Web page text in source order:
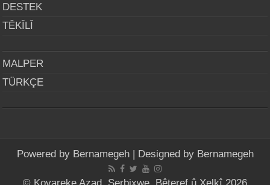
DESTEK
TÊKÎLÎ
MALPER
TÜRKÇE
Powered by Bernamegeh| Designed by Bernamegeh
© Kovareke Azad, Serbixwe, Bêteref û Xelkî 2026